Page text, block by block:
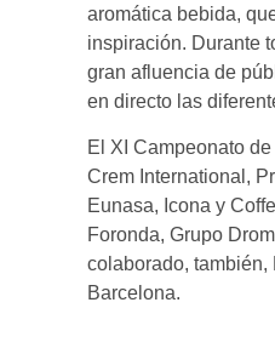
aromática bebida,
inspiración. Durante
gran afluencia de
en directo las
El XI Campeonato
Crem International,
Eunasa, Icona y
Foronda, Grupo
colaborado, también,
Barcelona.